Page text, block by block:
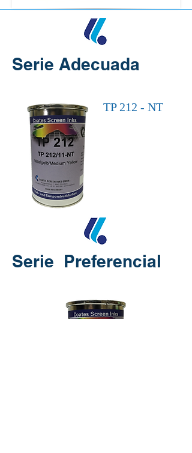
Serie Adecuada
TP 212 - NT
Serie Preferencial